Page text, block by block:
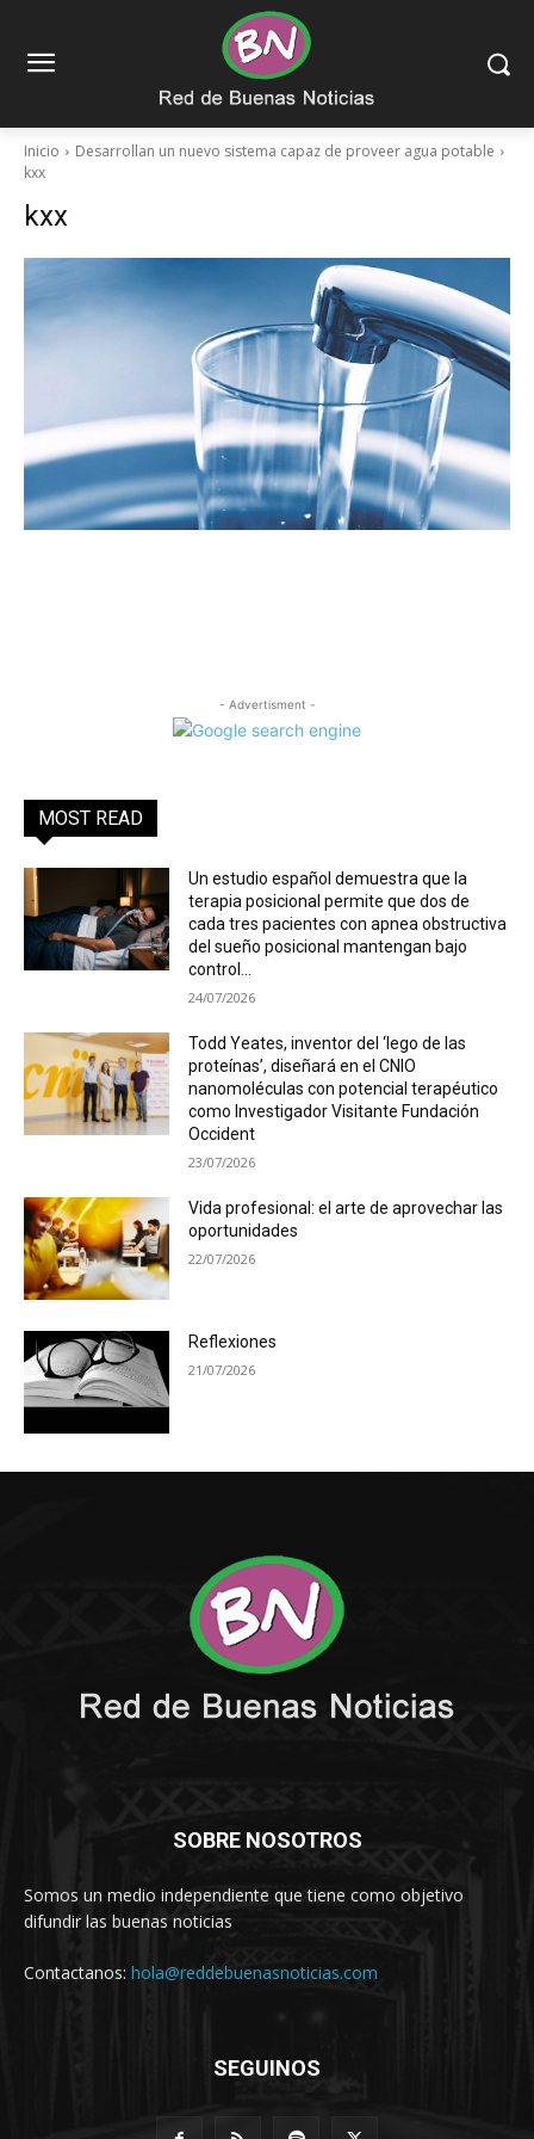
Inicio
Desarrollan un nuevo sistema capaz de proveer agua potable
kxx
kxx
- Advertisment -
MOST READ
Un estudio español demuestra que la
terapia posicional permite que dos de
cada tres pacientes con apnea obstructiva
del sueño posicional mantengan bajo
control...
24/07/2026
Todd Yeates, inventor del ‘lego de las
proteínas’, diseñará en el CNIO
nanomoléculas con potencial terapéutico
como Investigador Visitante Fundación
Occident
23/07/2026
Vida profesional: el arte de aprovechar las
oportunidades
22/07/2026
Reflexiones
21/07/2026
SOBRE NOSOTROS
Somos un medio independiente que tiene como objetivo
difundir las buenas noticias
Contactanos: hola@reddebuenasnoticias.com
SEGUINOS